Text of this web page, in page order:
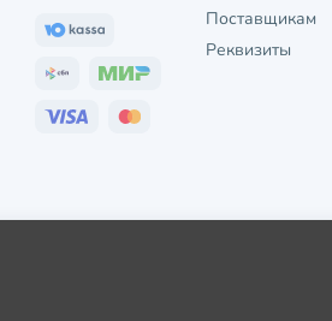
Поставщикам
Реквизиты